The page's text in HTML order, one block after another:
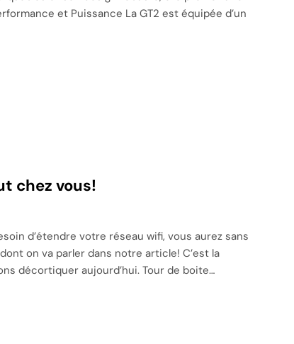
et Puissance La GT2 est équipée d’un
chez vous!
d’étendre votre réseau wifi, vous aurez sans
on va parler dans notre article! C’est la
décortiquer aujourd’hui. Tour de boite…